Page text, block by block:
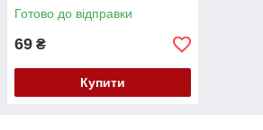
Готово до відправки
69 ₴
Купити